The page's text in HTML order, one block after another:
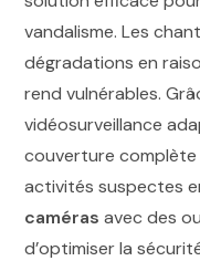
vandalisme. Les
dégradations en
rend vulnérables.
vidéosurveillance
couverture complète
activités suspectes
caméras avec des
d’optimiser la